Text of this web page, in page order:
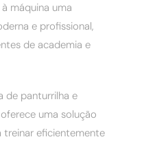
máquina uma
e profissional,
de academia e
de panturrilha e
uma solução
treinar eficientemente